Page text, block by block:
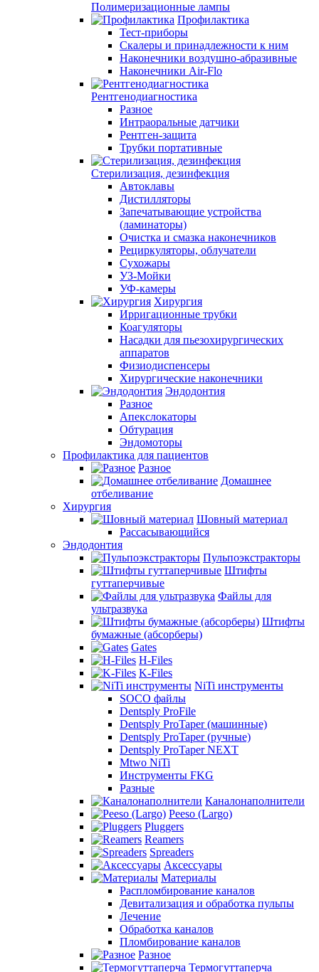
Полимеризационные лампы
Профилактика
Тест-приборы
Скалеры и принадлежности к ним
Наконечники воздушно-абразивные
Наконечники Air-Flo
Рентгенодиагностика
Разное
Интраоральные датчики
Рентген-защита
Трубки портативные
Стерилизация, дезинфекция
Автоклавы
Дистилляторы
Запечатывающие устройства
(ламинаторы)
Очистка и смазка наконечников
Рециркуляторы, облучатели
Сухожары
УЗ-Мойки
УФ-камеры
Хирургия
Ирригационные трубки
Коагуляторы
Насадки для пьезохирургических
аппаратов
Физиодиспенсеры
Хирургические наконечники
Эндодонтия
Разное
Апекслокаторы
Обтурация
Эндомоторы
Профилактика для пациентов
Разное
Домашнее
отбеливание
Хирургия
Шовный материал
Рассасывающийся
Эндодонтия
Пульпоэкстракторы
Штифты
гуттаперчивые
Файлы для
ультразвука
Штифты
бумажные (абсорберы)
Gates
H-Files
K-Files
NiTi инструменты
SOCO файлы
Dentsply ProFile
Dentsply ProTaper (машинные)
Dentsply ProTaper (ручные)
Dentsply ProTaper NEXT
Mtwo NiTi
Инструменты FKG
Разные
Каналонаполнители
Peeso (Largo)
Pluggers
Reamers
Spreaders
Аксессуары
Материалы
Распломбирование каналов
Девитализация и обработка пульпы
Лечение
Обработка каналов
Пломбирование каналов
Разное
Термогуттаперча